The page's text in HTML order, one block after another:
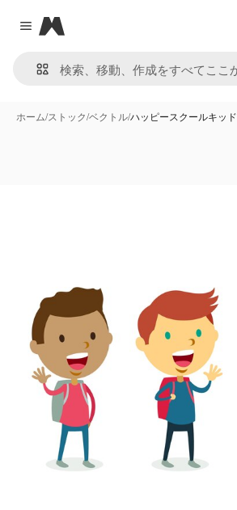
Close menu
Magnific
ホーム/ストック/ベクトル/ハッピースクールキッド